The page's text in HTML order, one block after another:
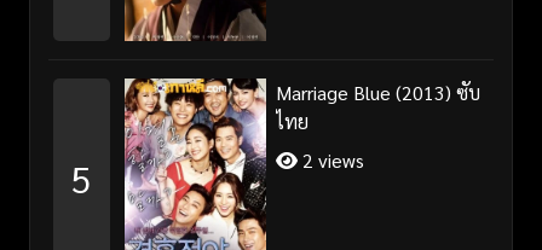
5
Marriage Blue (2013) ซับ
ไทย
2 views